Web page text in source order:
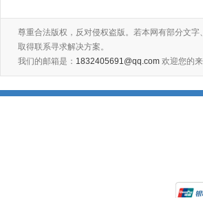
尊重合法版权，反对侵权盗版。若本网有部分文
取得联系寻求解决方案。
我们的邮箱是： 1832405691@qq.com 欢迎您的来